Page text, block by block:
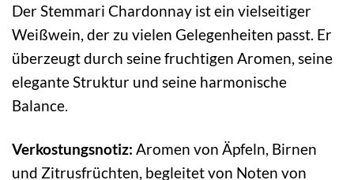
Der Stemmari Chardonnay ist ein vielseitiger
Weißwein, der zu vielen Gelegenheiten passt. Er
überzeugt durch seine fruchtigen Aromen, seine
elegante Struktur und seine harmonische
Balance.
Verkostungsnotiz: Aromen von Äpfeln, Birnen
und Zitrusfrüchten, begleitet von Noten von